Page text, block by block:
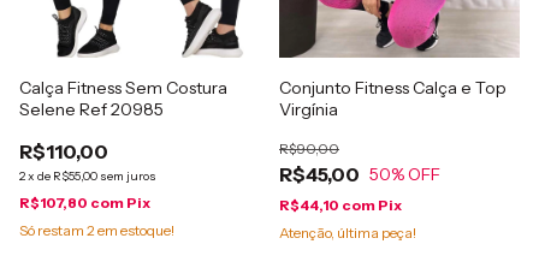
Calça Fitness Sem Costura
Selene Ref 20985
R$110,00
2x de R$55,00 sem juros
R$107,80 com Pix
Só restam 2em estoque!
Conjunto Fitness Calça e Top
Virgínia
R$45,00
R$90,00
50% OFF
R$44,10 com Pix
Atenção, última peça!